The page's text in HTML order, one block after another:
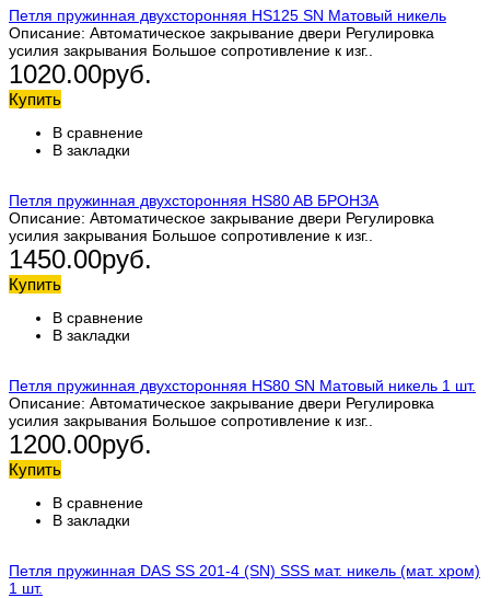
Петля пружинная двухсторонняя HS125 SN Матовый никель
Описание: Автоматическое закрывание двери Регулировка
усилия закрывания Большое сопротивление к изг..
1020.00руб.
Купить
В сравнение
В закладки
Петля пружинная двухсторонняя HS80 AB БРОНЗА
Описание: Автоматическое закрывание двери Регулировка
усилия закрывания Большое сопротивление к изг..
1450.00руб.
Купить
В сравнение
В закладки
Петля пружинная двухсторонняя HS80 SN Матовый никель 1 шт.
Описание: Автоматическое закрывание двери Регулировка
усилия закрывания Большое сопротивление к изг..
1200.00руб.
Купить
В сравнение
В закладки
Петля пружинная DAS SS 201-4 (SN) SSS мат. никель (мат. хром)
1 шт.